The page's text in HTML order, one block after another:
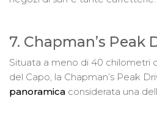
7. Chapman’s Peak
Situata a meno di 40 chilometri
del Capo, la Chapman’s Peak
panoramica considerata una